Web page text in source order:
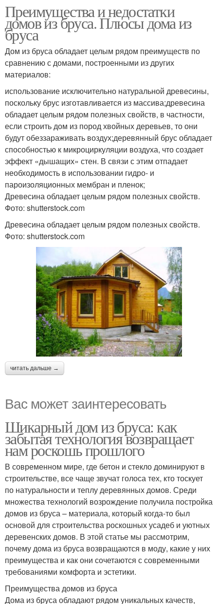
Преимущества и недостатки
домов из бруса. Плюсы дома из
бруса
Дом из бруса обладает целым рядом преимуществ по
сравнению с домами, построенными из других
материалов:
использование исключительно натуральной древесины,
поскольку брус изготавливается из массива;древесина
обладает целым рядом полезных свойств, в частности,
если строить дом из пород хвойных деревьев, то они
будут обеззараживать воздух;деревянный брус обладает
способностью к микроциркуляции воздуха, что создает
эффект «дышащих» стен. В связи с этим отпадает
необходимость в использовании гидро- и
пароизоляционных мембран и пленок;
Древесина обладает целым рядом полезных свойств.
Фото: shutterstock.com
Древесина обладает целым рядом полезных свойств.
Фото: shutterstock.com
читать дальше →
Вас может заинтересовать
Шикарный дом из бруса: как
забытая технология возвращает
нам роскошь прошлого
В современном мире, где бетон и стекло доминируют в
строительстве, все чаще звучат голоса тех, кто тоскует
по натуральности и теплу деревянных домов. Среди
множества технологий возрождение получила постройка
домов из бруса – материала, который когда-то был
основой для строительства роскошных усадеб и уютных
деревенских домов. В этой статье мы рассмотрим,
почему дома из бруса возвращаются в моду, какие у них
преимущества и как они сочетаются с современными
требованиями комфорта и эстетики.
Преимущества домов из бруса
Дома из бруса обладают рядом уникальных качеств,